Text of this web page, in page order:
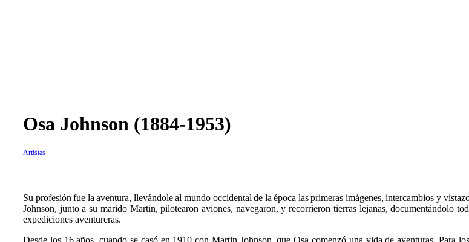
Osa Johnson (1884-1953)
Artistas
Su profesión fue la aventura, llevándole al mundo occidental de la época las primeras imágenes, intercambios y
Johnson, junto a su marido Martin, pilotearon aviones, navegaron, y recorrieron tierras lejanas, documentándolo
expediciones aventureras.
Desde los 16 años, cuando se casó en 1910 con Martin Johnson, que Osa comenzó una vida de aventuras. Para